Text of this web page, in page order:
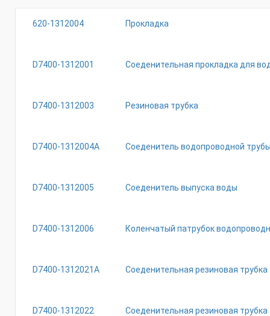
620-1312004 Прокладка
D7400-1312001 Соеденительная прокладка для
D7400-1312003 Резиновая трубка
D7400-1312004A Соеденитель водопроводной
D7400-1312005 Соеденитель выпуска воды
D7400-1312006 Коленчатый патрубок
D7400-1312021A Соеденительная резиновая трубка
D7400-1312022 Соеденительная резиновая трубка